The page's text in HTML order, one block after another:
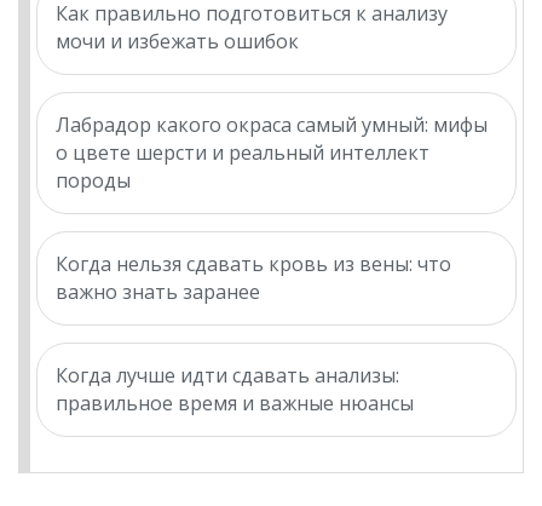
Как правильно подготовиться к анализу
мочи и избежать ошибок
Лабрадор какого окраса самый умный: мифы
о цвете шерсти и реальный интеллект
породы
Когда нельзя сдавать кровь из вены: что
важно знать заранее
Когда лучше идти сдавать анализы:
правильное время и важные нюансы